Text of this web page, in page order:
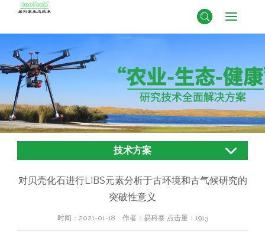
技术方案
对贝壳化石进行LIBS元素分析于古环境和古气候研究的
突破性意义
时间：2021-01-18 作者：易科泰 点击量： 1913